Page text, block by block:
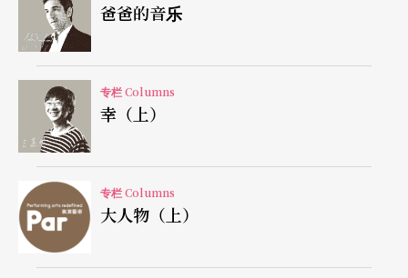
给我的舞者时，我已经扭曲了那个情绪。我的舞者
看了我的示范学著跳，又扭曲了一次。等到观众看
了试著去体会，又再扭曲一次。
所以我这支舞和其他任何的舞一样，在观众的心里
都是一种三重扭曲的结果。我心里那个微妙的感觉
也许从来不曾到达任何一个观众的心里，可是他们
照常鼓掌。于是我有个想法，观众的掌声是一种皆
大欢喜的误解。所以说，舞蹈到底是一种了解的艺
爸爸的音乐
专栏 Columns
幸（上）
专栏 Columns
大人物（上）